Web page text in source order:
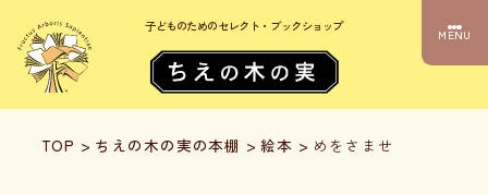
子どものためのセレクト・ブックショップ
MENU
TOP > ちえの木の実の本棚 > 絵本 > めをさませ